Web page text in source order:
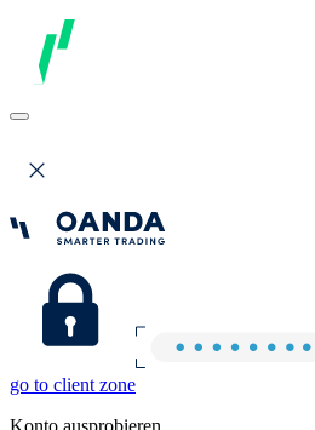
go to client zone
Konto ausprobieren